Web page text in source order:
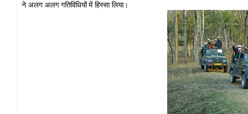
ने अलग अलग गतिविधियों में हिस्सा लिया।